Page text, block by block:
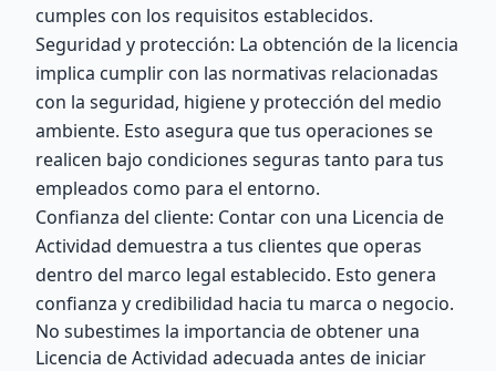
cumples con los requisitos establecidos.
Seguridad y protección: La obtención de la licencia
implica cumplir con las normativas relacionadas
con la seguridad, higiene y protección del medio
ambiente. Esto asegura que tus operaciones se
realicen bajo condiciones seguras tanto para tus
empleados como para el entorno.
Confianza del cliente: Contar con una Licencia de
Actividad demuestra a tus clientes que operas
dentro del marco legal establecido. Esto genera
confianza y credibilidad hacia tu marca o negocio.
No subestimes la importancia de obtener una
Licencia de Actividad adecuada antes de iniciar